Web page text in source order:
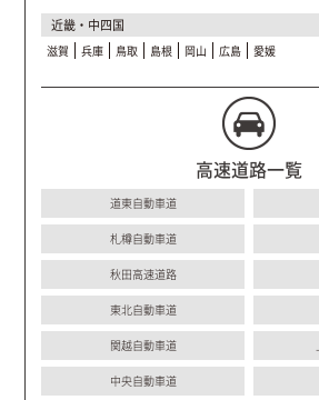
近畿・中四国
滋賀 兵庫 鳥取 島根 岡山 広島 愛媛
高速道路一覧
道東自動車道
札樽自動車道
秋田高速道路
東北自動車道
関越自動車道
中央自動車道